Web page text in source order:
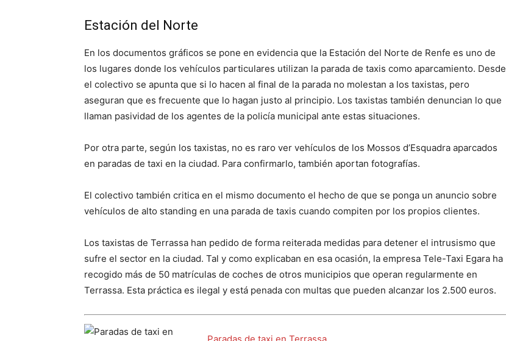
Estación del Norte
En los documentos gráficos se pone en evidencia que la Estación del Norte de Renfe es uno de
los lugares donde los vehículos particulares utilizan la parada de taxis como aparcamiento. Desde
el colectivo se apunta que si lo hacen al final de la parada no molestan a los taxistas, pero
aseguran que es frecuente que lo hagan justo al principio. Los taxistas también denuncian lo que
llaman pasividad de los agentes de la policía municipal ante estas situaciones.
Por otra parte, según los taxistas, no es raro ver vehículos de los Mossos d’Esquadra aparcados
en paradas de taxi en la ciudad. Para confirmarlo, también aportan fotografías.
El colectivo también critica en el mismo documento el hecho de que se ponga un anuncio sobre
vehículos de alto standing en una parada de taxis cuando compiten por los propios clientes.
Los taxistas de Terrassa han pedido de forma reiterada medidas para detener el intrusismo que
sufre el sector en la ciudad. Tal y como explicaban en esa ocasión, la empresa Tele-Taxi Egara ha
recogido más de 50 matrículas de coches de otros municipios que operan regularmente en
Terrassa. Esta práctica es ilegal y está penada con multas que pueden alcanzar los 2.500 euros.